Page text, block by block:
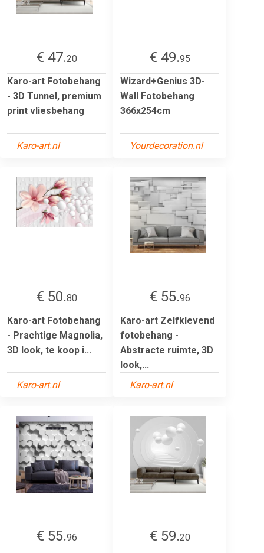
€ 47.20
Karo-art Fotobehang
- 3D Tunnel, premium
print vliesbehang
Karo-art.nl
€ 49.95
Wizard+Genius 3D-
Wall Fotobehang
366x254cm
Yourdecoration.nl
€ 50.80
Karo-art Fotobehang
- Prachtige Magnolia,
3D look, te koop i...
Karo-art.nl
€ 55.96
Karo-art Zelfklevend
fotobehang -
Abstracte ruimte, 3D
look,...
Karo-art.nl
€ 55.96
€ 59.20